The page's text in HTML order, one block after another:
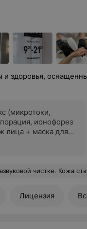
здоровья,
(микротоки,
ионофорез
лица + маска для
хороший лифтинг эффект. Результат супер,
Лицензия